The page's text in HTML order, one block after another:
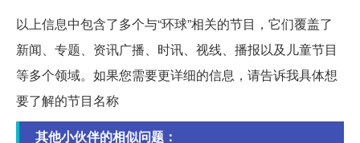
以上信息中包含了多个与“环球”相关的节目，它们覆盖了
新闻、专题、资讯广播、时讯、视线、播报以及儿童节目
等多个领域。如果您需要更详细的信息，请告诉我具体想
要了解的节目名称
其他小伙伴的相似问题：